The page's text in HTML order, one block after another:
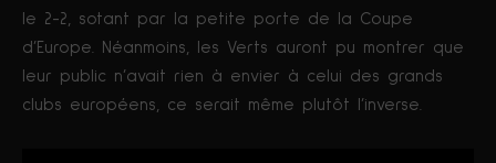
le 2-2, sotant par la petite porte de la Coupe
d’Europe. Néanmoins, les Verts auront pu montrer que
leur public n’avait rien à envier à celui des grands
clubs européens, ce serait même plutôt l’inverse.